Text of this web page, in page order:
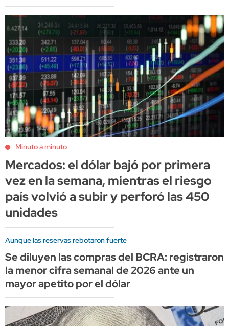
Minuto a minuto
Mercados: el dólar bajó por primera
vez en la semana, mientras el riesgo
país volvió a subir y perforó las 450
unidades
Aunque las reservas rebotaron fuerte
Se diluyen las compras del BCRA: registraron
la menor cifra semanal de 2026 ante un
mayor apetito por el dólar